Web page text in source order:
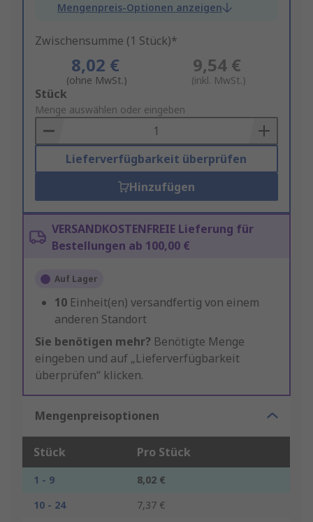
Mengenpreis-Optionen anzeigen
Zwischensumme (1 Stück)*
8,02 €
(ohne MwSt.)
9,54 €
(inkl. MwSt.)
Add
to
Basket
Stück
Menge auswählen oder eingeben
Lieferverfügbarkeit überprüfen
Hinzufügen
VERSANDKOSTENFREIE Lieferung für
Bestellungen ab 100,00 €
Auf Lager
10 Einheit(en) versandfertig von einem
anderen Standort
Sie benötigen mehr? Benötigte Menge
eingeben und auf „Lieferverfügbarkeit
überprüfen“ klicken.
Mengenpreisoptionen
Stück Pro Stück
1 - 9
8,02 €
10 - 24
7,37 €